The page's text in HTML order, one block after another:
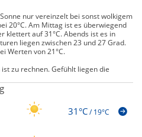
nur vereinzelt bei sonst wolkigem
20°C. Am Mittag ist es überwiegend
klettert auf 31°C. Abends ist es in
liegen zwischen 23 und 27 Grad.
Werten von 21°C.
zu rechnen. Gefühlt liegen die
31°C/19°C